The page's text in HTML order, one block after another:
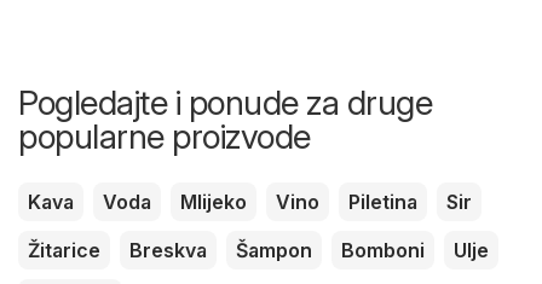
Pogledajte i ponude za druge
popularne proizvode
Kava Voda Mlijeko Vino Piletina
Sir
Žitarice
Breskva Šampon Bomboni
Ulje